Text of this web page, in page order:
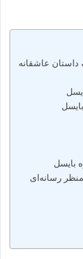
داستان عاشقانه
بایسل
رسانه‌ای